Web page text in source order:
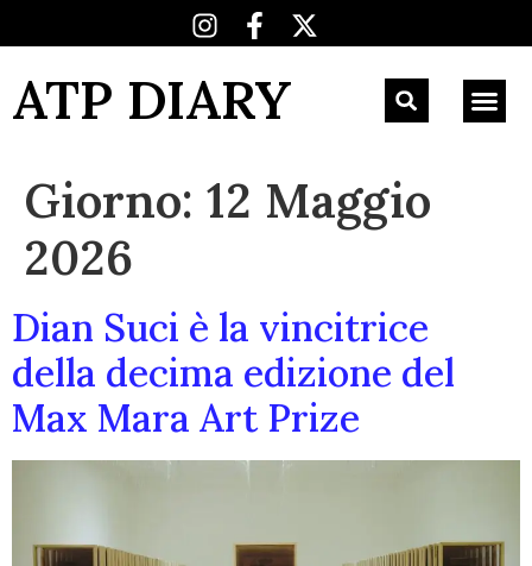
ATP DIARY
Giorno: 12 Maggio
2026
Dian Suci è la vincitrice
della decima edizione del
Max Mara Art Prize